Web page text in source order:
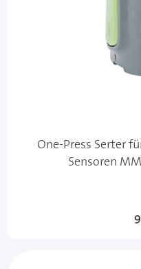
One-Press Serter
Sensoren